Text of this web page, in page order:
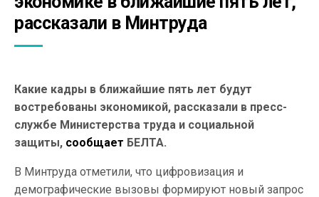
рассказали в Минтруда
Какие кадры в ближайшие пять лет будут
востребованы экономикой, рассказали в пресс-
службе Министерства труда и социальной
защиты, сообщает БЕЛТА.
В Минтруда отметили, что цифровизация и
демографические вызовы формируют новый запрос